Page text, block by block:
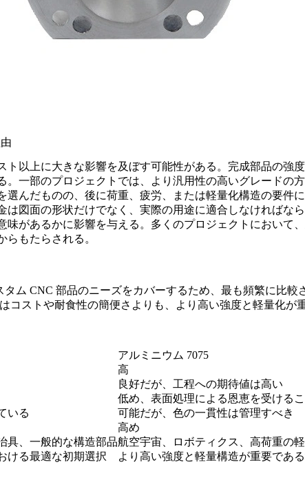
ト以上に大きな影響を及ぼす可能性がある。完成部品の
一部のプロジェクトでは、より汎用性の高いグレードの
んだものの、後に荷重、疲労、または軽量化構造の要件
は図面の形状だけでなく、実際の用途に適合しなければ
があるかに影響を与える。多くのプロジェクトにおいて
もたらされる。
ム CNC 部品のニーズをカバーするため、最も頻繁に比
コストや耐食性の簡便さよりも、より高い強度と軽量化が
アルミニウム 7075
高
良好だが、工程への期待値は高い
低め、表面処理による恩恵を受ける
いる
可能だが、色の一貫性は管理すべき
高め
具、一般的な構造部品航空宇宙、ロボティクス、高荷重の
ける最適な初期選択 より高い強度と軽量構造が重要であ